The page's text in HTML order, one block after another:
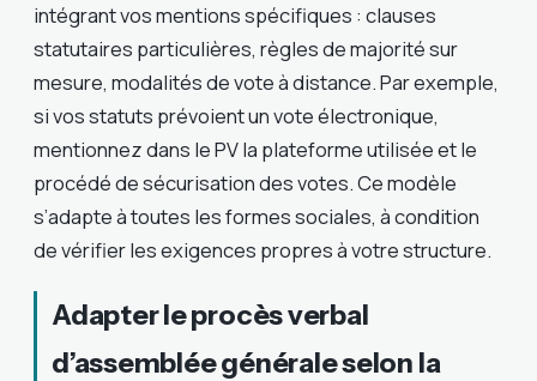
intégrant vos mentions spécifiques : clauses
statutaires particulières, règles de majorité sur
mesure, modalités de vote à distance. Par exemple,
si vos statuts prévoient un vote électronique,
mentionnez dans le PV la plateforme utilisée et le
procédé de sécurisation des votes. Ce modèle
s’adapte à toutes les formes sociales, à condition
de vérifier les exigences propres à votre structure.
Adapter le procès verbal
d’assemblée générale selon la